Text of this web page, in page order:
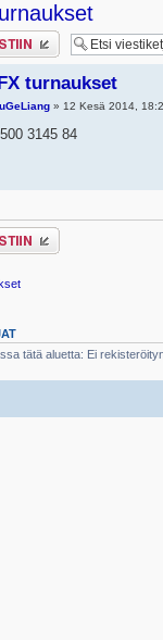
turnaukset
» 12 Kesä 2014,
3145 84
tätä aluetta: Ei